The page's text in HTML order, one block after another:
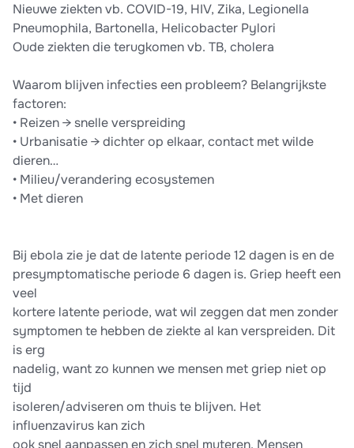
Nieuwe ziekten vb. COVID-19, HIV, Zika, Legionella
Pneumophila, Bartonella, Helicobacter Pylori
Oude ziekten die terugkomen vb. TB, cholera
Waarom blijven infecties een probleem? Belangrijkste
factoren:
• Reizen → snelle verspreiding
• Urbanisatie → dichter op elkaar, contact met wilde
dieren…
• Milieu/verandering ecosystemen
• Met dieren
Bij ebola zie je dat de latente periode 12 dagen is en de
presymptomatische periode 6 dagen is. Griep heeft een
veel
kortere latente periode, wat wil zeggen dat men zonder
symptomen te hebben de ziekte al kan verspreiden. Dit
is erg
nadelig, want zo kunnen we mensen met griep niet op
tijd
isoleren/adviseren om thuis te blijven. Het
influenzavirus kan zich
ook snel aanpassen en zich snel muteren. Mensen